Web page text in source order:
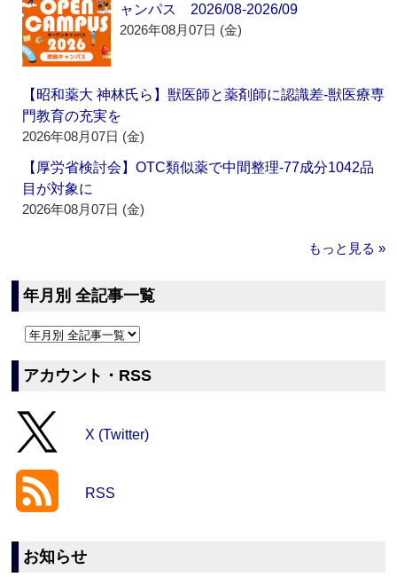
ャンパス 2026/08-2026/09
2026年08月07日 (金)
【昭和薬大 神林氏ら】獣医師と薬剤師に認識差‐獣医療専
門教育の充実を
2026年08月07日 (金)
【厚労省検討会】OTC類似薬で中間整理‐77成分1042品
目が対象に
2026年08月07日 (金)
もっと見る »
年月別 全記事一覧
アカウント・RSS
X (Twitter)
RSS
お知らせ